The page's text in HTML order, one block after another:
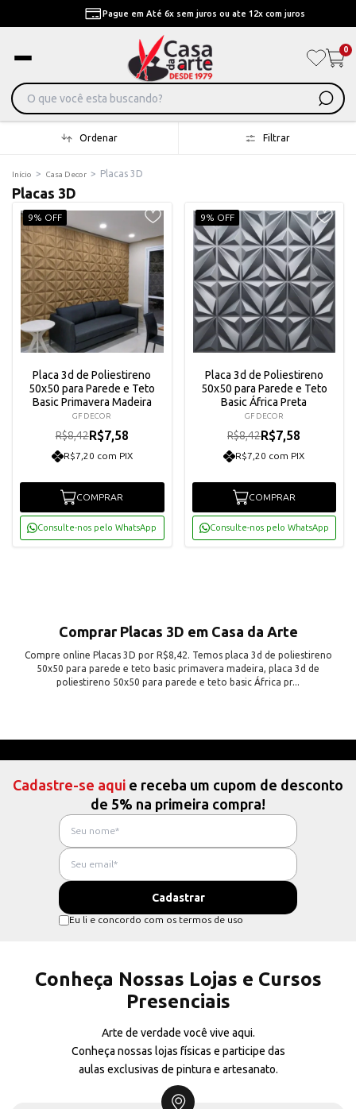
Pague em Até 6x sem juros ou ate 12x com juros
0
Ordenar Filtrar
Início > Casa Decor > Placas 3D
Placas 3D
9% OFF
Placa 3d de Poliestireno
50x50 para Parede e Teto
Basic Primavera Madeira
GF DECOR
R$8,42R$7,58
R$7,20 com PIX
COMPRAR
Consulte-nos pelo WhatsApp
9% OFF
Placa 3d de Poliestireno
50x50 para Parede e Teto
Basic África Preta
GF DECOR
R$8,42R$7,58
R$7,20 com PIX
COMPRAR
Consulte-nos pelo WhatsApp
Comprar Placas 3D em Casa da Arte
Compre online Placas 3D por R$8,42. Temos placa 3d de poliestireno
50x50 para parede e teto basic primavera madeira, placa 3d de
poliestireno 50x50 para parede e teto basic África pr...
Cadastre-se aqui e receba um cupom de desconto
de 5% na primeira compra!
Eu li e concordo com os termos de uso
Conheça Nossas Lojas e Cursos
Presenciais
Arte de verdade você vive aqui.
Conheça nossas lojas físicas e participe das
aulas exclusivas de pintura e artesanato.